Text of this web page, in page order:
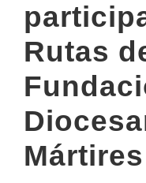
Rutas
Mártires